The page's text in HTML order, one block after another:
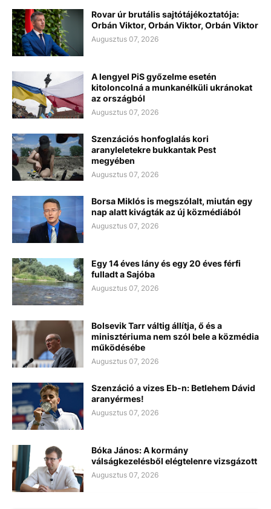
Rovar úr brutális sajtótájékoztatója:
Orbán Viktor, Orbán Viktor, Orbán Viktor
Augusztus 07, 2026
A lengyel PiS győzelme esetén
kitoloncolná a munkanélküli ukránokat
az országból
Augusztus 07, 2026
Szenzációs honfoglalás kori
aranyleletekre bukkantak Pest
megyében
Augusztus 07, 2026
Borsa Miklós is megszólalt, miután egy
nap alatt kivágták az új közmédiából
Augusztus 07, 2026
Egy 14 éves lány és egy 20 éves férfi
fulladt a Sajóba
Augusztus 07, 2026
Bolsevik Tarr váltig állítja, ő és a
minisztériuma nem szól bele a közmédia
működésébe
Augusztus 07, 2026
Szenzáció a vizes Eb-n: Betlehem Dávid
aranyérmes!
Augusztus 07, 2026
Bóka János: A kormány
válságkezelésből elégtelenre vizsgázott
Augusztus 07, 2026